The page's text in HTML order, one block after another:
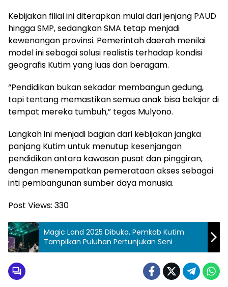
Kebijakan filial ini diterapkan mulai dari jenjang PAUD
hingga SMP, sedangkan SMA tetap menjadi
kewenangan provinsi. Pemerintah daerah menilai
model ini sebagai solusi realistis terhadap kondisi
geografis Kutim yang luas dan beragam.
“Pendidikan bukan sekadar membangun gedung,
tapi tentang memastikan semua anak bisa belajar di
tempat mereka tumbuh,” tegas Mulyono.
Langkah ini menjadi bagian dari kebijakan jangka
panjang Kutim untuk menutup kesenjangan
pendidikan antara kawasan pusat dan pinggiran,
dengan menempatkan pemerataan akses sebagai
inti pembangunan sumber daya manusia.
Post Views: 330
Magic Land 2025 Dibuka, Pemkab Kutim
Tampilkan Puluhan Pertunjukan Seni